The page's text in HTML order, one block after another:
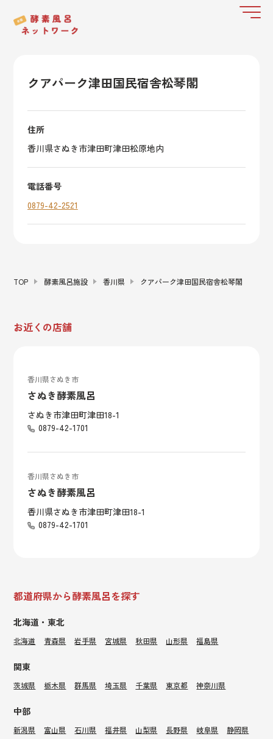
クアパーク津田国民宿舎松琴閣
住所
香川県さぬき市津田町津田松原地内
電話番号
0879-42-2521
TOP 酵素風呂施設 香川県 クアパーク津田国民宿舎松琴閣
お近くの店舗
香川県さぬき市
さぬき酵素風呂
さぬき市津田町津田18-1
0879-42-1701
香川県さぬき市
さぬき酵素風呂
香川県さぬき市津田町津田18-1
0879-42-1701
都道府県から酵素風呂を探す
北海道・東北
北海道 青森県 岩手県 宮城県 秋田県 山形県 福島県
関東
茨城県 栃木県 群馬県 埼玉県 千葉県 東京都 神奈川県
中部
新潟県 富山県 石川県 福井県 山梨県 長野県 岐阜県
静岡県